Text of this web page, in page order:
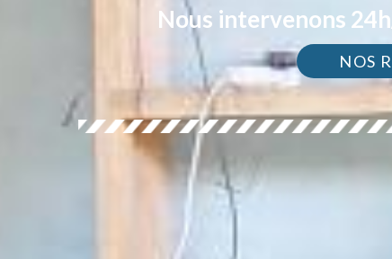
Nous intervenons
NOS